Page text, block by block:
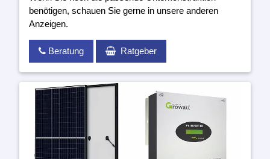
benötigen, schauen Sie gerne in unsere anderen
Anzeigen.
Beratung Ratgeber